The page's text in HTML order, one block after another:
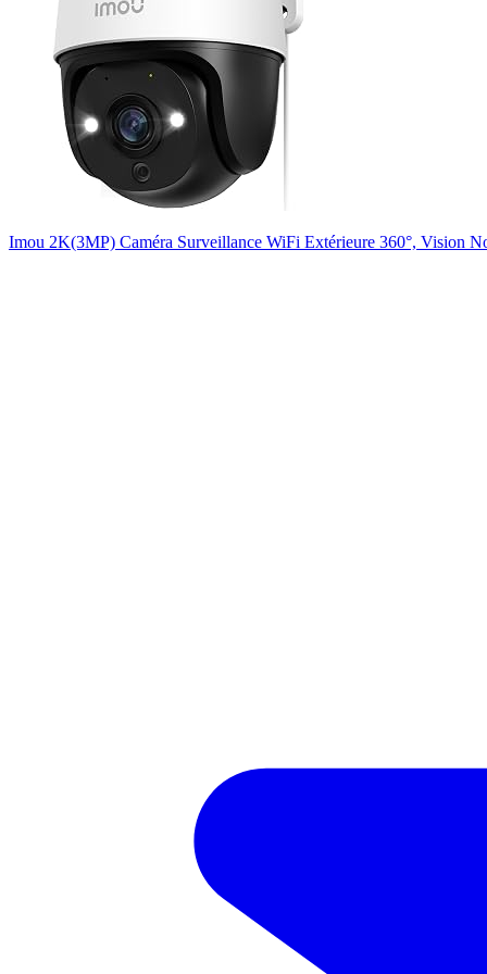
Imou 2K(3MP) Caméra Surveillance WiFi Extérieure 360°, Vision